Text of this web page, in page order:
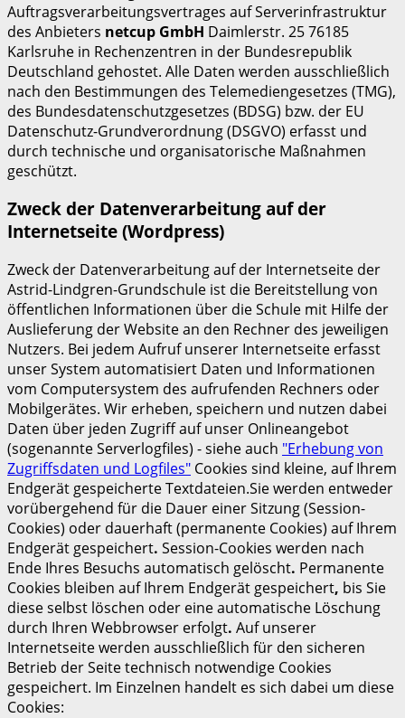
Auftragsverarbeitungsvertrages auf Serverinfrastruktur
des Anbieters netcup GmbH Daimlerstr. 25 76185
Karlsruhe in Rechenzentren in der Bundesrepublik
Deutschland gehostet. Alle Daten werden ausschließlich
nach den Bestimmungen des Telemediengesetzes (TMG),
des Bundesdatenschutzgesetzes (BDSG) bzw. der EU
Datenschutz-Grundverordnung (DSGVO) erfasst und
durch technische und organisatorische Maßnahmen
geschützt.
Zweck der Datenverarbeitung auf der
Internetseite (Wordpress)
Zweck der Datenverarbeitung auf der Internetseite der
Astrid-Lindgren-Grundschule ist die Bereitstellung von
öffentlichen Informationen über die Schule mit Hilfe der
Auslieferung der Website an den Rechner des jeweiligen
Nutzers. Bei jedem Aufruf unserer Internetseite erfasst
unser System automatisiert Daten und Informationen
vom Computersystem des aufrufenden Rechners oder
Mobilgerätes. Wir erheben, speichern und nutzen dabei
Daten über jeden Zugriff auf unser Onlineangebot
(sogenannte Serverlogfiles) - siehe auch "Erhebung von
Zugriffsdaten und Logfiles" Cookies sind kleine, auf Ihrem
Endgerät gespeicherte Textdateien.Sie werden entweder
vorübergehend für die Dauer einer Sitzung (Session-
Cookies) oder dauerhaft (permanente Cookies) auf Ihrem
Endgerät gespeichert. Session-Cookies werden nach
Ende Ihres Besuchs automatisch gelöscht. Permanente
Cookies bleiben auf Ihrem Endgerät gespeichert, bis Sie
diese selbst löschen oder eine automatische Löschung
durch Ihren Webbrowser erfolgt. Auf unserer
Internetseite werden ausschließlich für den sicheren
Betrieb der Seite technisch notwendige Cookies
gespeichert. Im Einzelnen handelt es sich dabei um diese
Cookies: